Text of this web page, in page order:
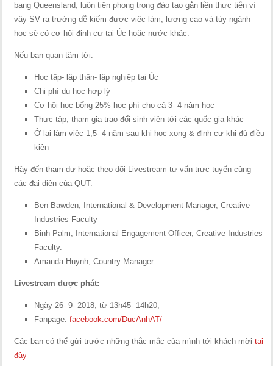
bang Queensland, luôn tiên phong trong đào tạo gắn liền thực tiễn vì
vậy SV ra trường dễ kiếm được việc làm, lương cao và tùy ngành
học sẽ có cơ hội định cư tại Úc hoặc nước khác.
Nếu bạn quan tâm tới:
Học tập- lập thân- lập nghiệp tại Úc
Chi phí du học hợp lý
Cơ hội học bổng 25% học phí cho cả 3- 4 năm học
Thực tập, tham gia trao đổi sinh viên tới các quốc gia khác
Ở lại làm việc 1,5- 4 năm sau khi học xong & định cư khi đủ điều
kiện
Hãy đến tham dự hoặc theo dõi Livestream tư vấn trực tuyến cùng
các đại diện của QUT:
Ben Bawden, International & Development Manager, Creative
Industries Faculty
Binh Palm, International Engagement Officer, Creative Industries
Faculty.
Amanda Huynh, Country Manager
Livestream được phát:
Ngày 26- 9- 2018, từ 13h45- 14h20;
Fanpage:facebook.com/DucAnhAT/
Các bạn có thể gửi trước những thắc mắc của mình tới khách mờitại
đây